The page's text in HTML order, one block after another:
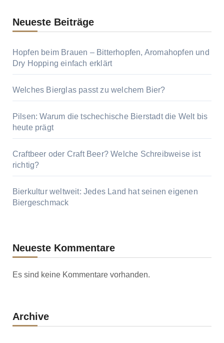
Neueste Beiträge
Hopfen beim Brauen – Bitterhopfen, Aromahopfen und
Dry Hopping einfach erklärt
Welches Bierglas passt zu welchem Bier?
Pilsen: Warum die tschechische Bierstadt die Welt bis
heute prägt
Craftbeer oder Craft Beer? Welche Schreibweise ist
richtig?
Bierkultur weltweit: Jedes Land hat seinen eigenen
Biergeschmack
Neueste Kommentare
Es sind keine Kommentare vorhanden.
Archive